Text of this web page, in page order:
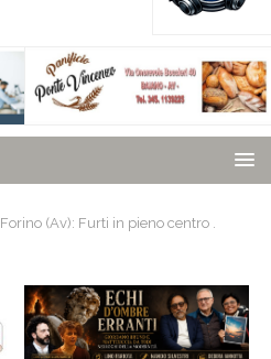
Forino (Av): Furti in pieno centro .